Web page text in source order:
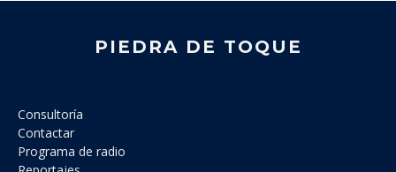
PIEDRA DE TOQUE
Consultoría
Contactar
Programa de radio